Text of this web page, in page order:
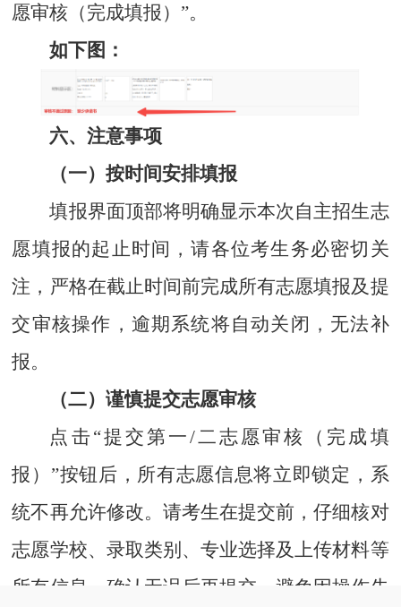
愿审核（完成填报）”。
如下图：
六、注意事项
（一）按时间安排填报
填报界面顶部将明确显示本次自主招生志
愿填报的起止时间，请各位考生务必密切关
注，严格在截止时间前完成所有志愿填报及提
交审核操作，逾期系统将自动关闭，无法补
报。
（二）谨慎提交志愿审核
点击“提交第一/二志愿审核（完成填
报）”按钮后，所有志愿信息将立即锁定，系
统不再允许修改。请考生在提交前，仔细核对
志愿学校、录取类别、专业选择及上传材料等
所有信息，确认无误后再提交，避免因操作失